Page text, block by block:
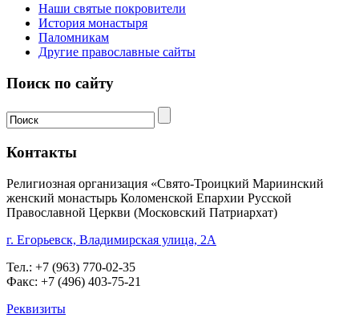
Наши святые покровители
История монастыря
Паломникам
Другие православные сайты
Поиск по сайту
Контакты
Религиозная организация «Свято-Троицкий Мариинский
женский монастырь Коломенской Епархии Русской
Православной Церкви (Московский Патриархат)
г. Егорьевск, Владимирская улица, 2А
Тел.: +7 (963) 770-02-35
Факс: +7 (496) 403-75-21
Реквизиты